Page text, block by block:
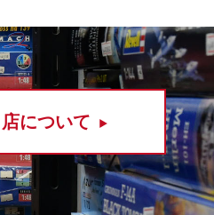
について